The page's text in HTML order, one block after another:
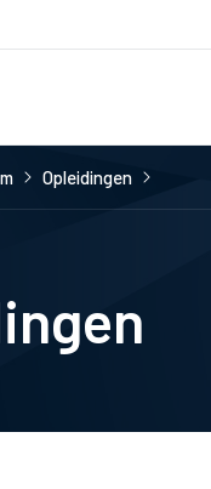
Opleidingen